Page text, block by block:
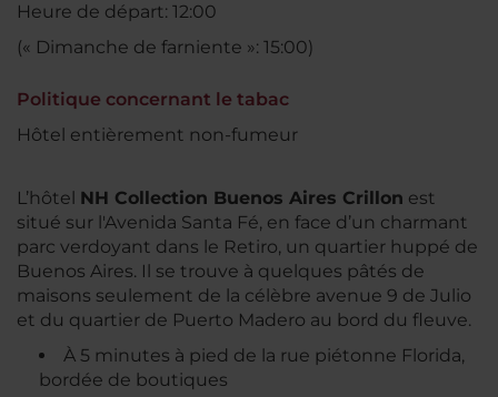
Heure de départ: 12:00
(« Dimanche de farniente »: 15:00)
Politique concernant le tabac
Hôtel entièrement non-fumeur
L’hôtel NH Collection Buenos Aires Crillon est
situé sur l'Avenida Santa Fé, en face d’un charmant
parc verdoyant dans le Retiro, un quartier huppé de
Buenos Aires. Il se trouve à quelques pâtés de
maisons seulement de la célèbre avenue 9 de Julio
et du quartier de Puerto Madero au bord du fleuve.
À 5 minutes à pied de la rue piétonne Florida,
bordée de boutiques